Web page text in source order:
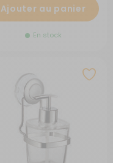
Ajouter au panier
En stock